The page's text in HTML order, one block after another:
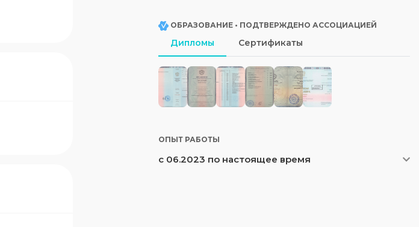
ОБРАЗОВАНИЕ • ПОДТВЕРЖДЕНО АССОЦИАЦИЕЙ
Дипломы Сертификаты
ОПЫТ РАБОТЫ
с 06.2023 по настоящее время